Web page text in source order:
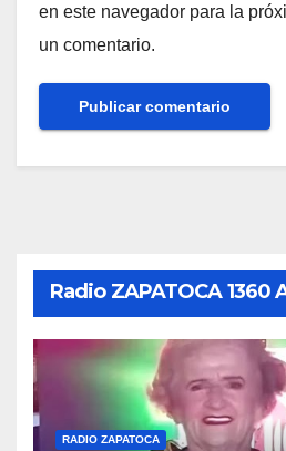
en este navegador para la
un comentario.
Radio ZAPATOCA 1360
RADIO ZAPATOCA